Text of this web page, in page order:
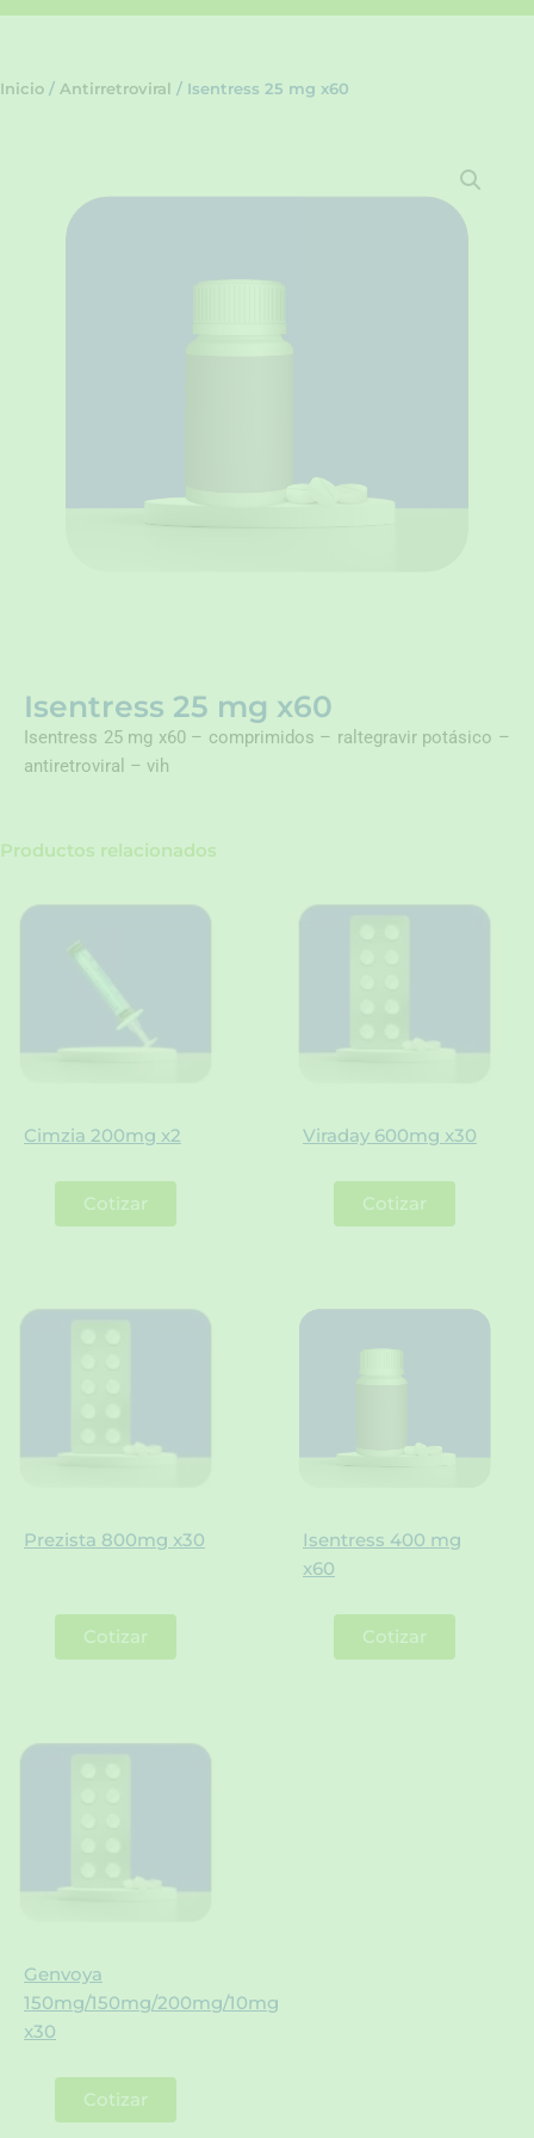
Inicio / Antirretroviral / Isentress 25 mg x60
Isentress 25 mg x60
Isentress 25 mg x60 – comprimidos – raltegravir potásico –
antiretroviral – vih
Productos relacionados
Cimzia 200mg x2
Cotizar
Viraday 600mg x30
Cotizar
Prezista 800mg x30
Cotizar
Isentress 400 mg
x60
Cotizar
Genvoya
150mg/150mg/200mg/10mg
x30
Cotizar